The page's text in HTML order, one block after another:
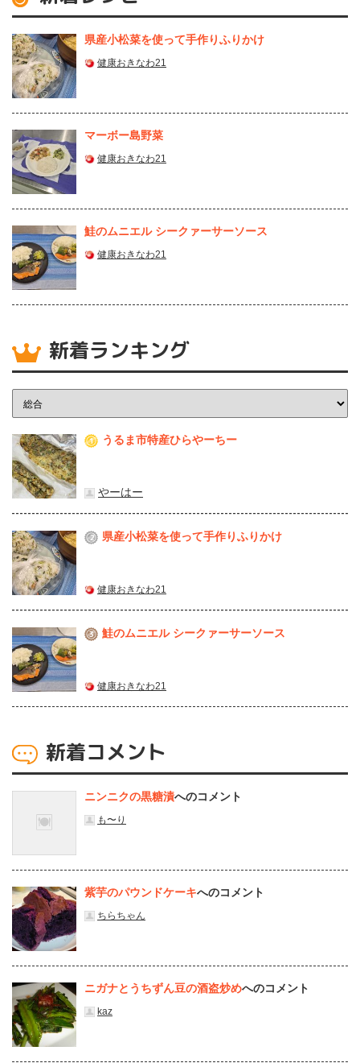
県産⼩松菜を使って⼿作りふりかけ
健康おきなわ21
マーボー島野菜
健康おきなわ21
鮭のムニエル シークァーサーソース
健康おきなわ21
新着ランキング
1 うるま市特産ひらやーちー
やーはー
2 県産⼩松菜を使って⼿作りふりかけ
健康おきなわ21
3 鮭のムニエル シークァーサーソース
健康おきなわ21
新着コメント
ニンニクの黒糖漬へのコメント
も〜り
紫芋のパウンドケーキへのコメント
ちらちゃん
ニガナとうちずん豆の酒盗炒めへのコメント
kaz